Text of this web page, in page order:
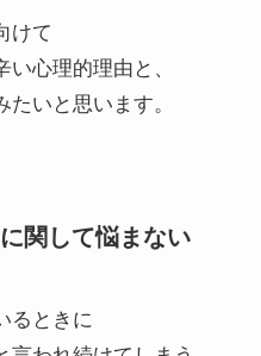
けて
心理的理由と、
いと思います。
関して悩まない
るときに